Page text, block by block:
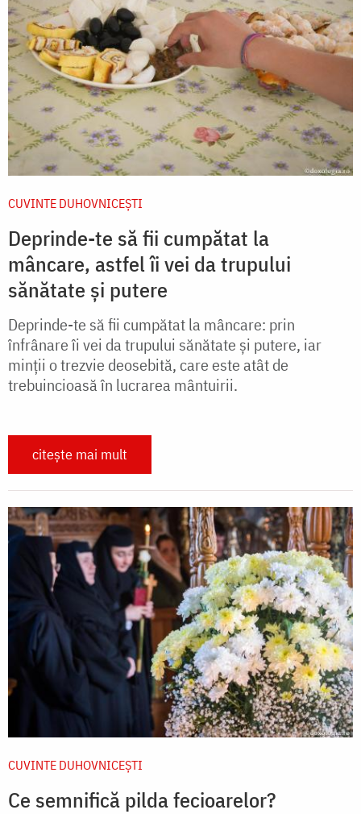
CUVINTE DUHOVNICEȘTI
Deprinde-te să fii cumpătat la
mâncare, astfel îi vei da trupului
sănătate și putere
Deprinde-te să fii cumpătat la mâncare: prin
înfrânare îi vei da trupului sănătate și putere, iar
minții o trezvie deosebită, care este atât de
trebuincioasă în lucrarea mântuirii.
citește mai mult
CUVINTE DUHOVNICEȘTI
Ce semnifică pilda fecioarelor?